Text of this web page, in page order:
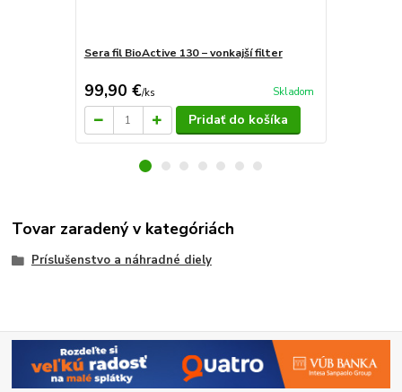
Sera fil BioActive 130 − vonkajší filter
99,90 €/ks Skladom
Pridať do košíka
Tovar zaradený v kategóriách
Príslušenstvo a náhradné diely